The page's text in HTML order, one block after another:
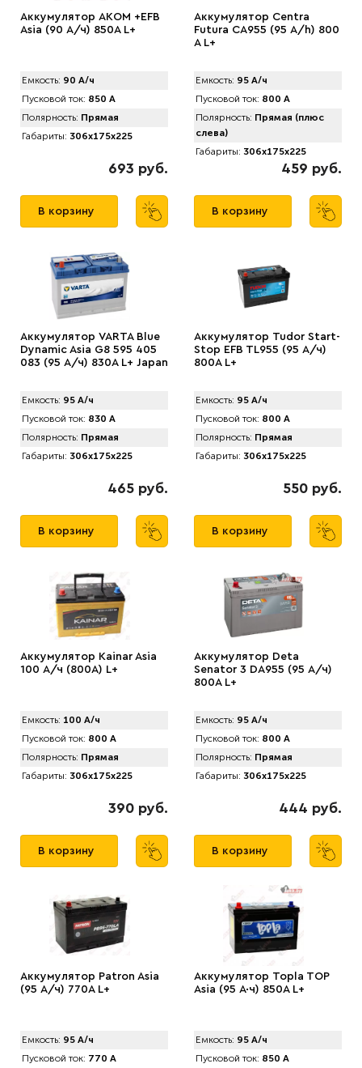
Аккумулятор AКOM +EFB
Asia (90 А/ч) 850A L+
Емкость: 90 А/ч
Пусковой ток: 850 А
Полярность: Прямая
Габариты: 306x175x225
693 руб.
В корзину
Аккумулятор Centra
Futura CA955 (95 А/h) 800
A L+
Емкость: 95 А/ч
Пусковой ток: 800 А
Полярность: Прямая (плюс
слева)
Габариты: 306x175x225
459 руб.
В корзину
Аккумулятор VARTA Blue
Dynamic Asia G8 595 405
083 (95 А/ч) 830А L+ Japan
Емкость: 95 А/ч
Пусковой ток: 830 А
Полярность: Прямая
Габариты: 306x175x225
465 руб.
В корзину
Аккумулятор Tudor Start-
Stop EFB TL955 (95 А/ч)
800A L+
Емкость: 95 А/ч
Пусковой ток: 800 А
Полярность: Прямая
Габариты: 306x175x225
550 руб.
В корзину
Аккумулятор Kainar Asia
100 А/ч (800A) L+
Емкость: 100 А/ч
Пусковой ток: 800 А
Полярность: Прямая
Габариты: 306x175x225
390 руб.
В корзину
Аккумулятор Deta
Senator 3 DA955 (95 А/ч)
800A L+
Емкость: 95 А/ч
Пусковой ток: 800 А
Полярность: Прямая
Габариты: 306x175x225
444 руб.
В корзину
Аккумулятор Patron Asia
(95 А/ч) 770A L+
Емкость: 95 А/ч
Пусковой ток: 770 А
Аккумулятор Topla TOP
Asia (95 А·ч) 850A L+
Емкость: 95 А/ч
Пусковой ток: 850 А